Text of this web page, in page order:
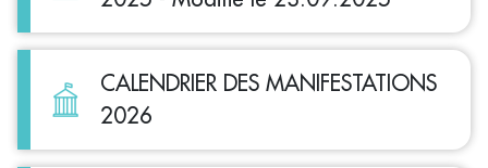
CALENDRIER DES MANIFESTATIONS
2026